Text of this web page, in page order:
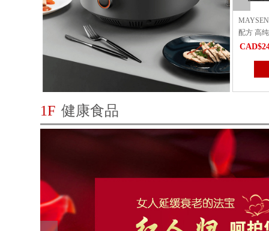
之花青梅酒潮Candian Flower
MAYSENSE NMN10800｜加拿大科研
配方 高纯度抗衰 细胞级焕活能量
CAD$109.42
立即购买
配方 高
1F 健康食品